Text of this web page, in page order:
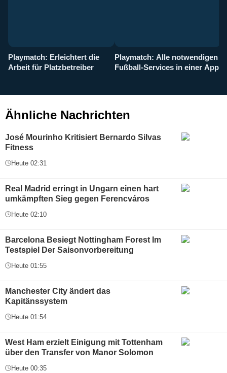
Playmatch: Erleichtert die
Arbeit für Platzbetreiber
Playmatch: Alle notwendigen
Fußball-Services in einer App
Ähnliche Nachrichten
José Mourinho Kritisiert Bernardo Silvas
Fitness
Heute 02:31
Real Madrid erringt in Ungarn einen hart
umkämpften Sieg gegen Ferencváros
Heute 02:10
Barcelona Besiegt Nottingham Forest Im
Testspiel Der Saisonvorbereitung
Heute 01:55
Manchester City ändert das
Kapitänssystem
Heute 01:54
West Ham erzielt Einigung mit Tottenham
über den Transfer von Manor Solomon
Heute 00:35